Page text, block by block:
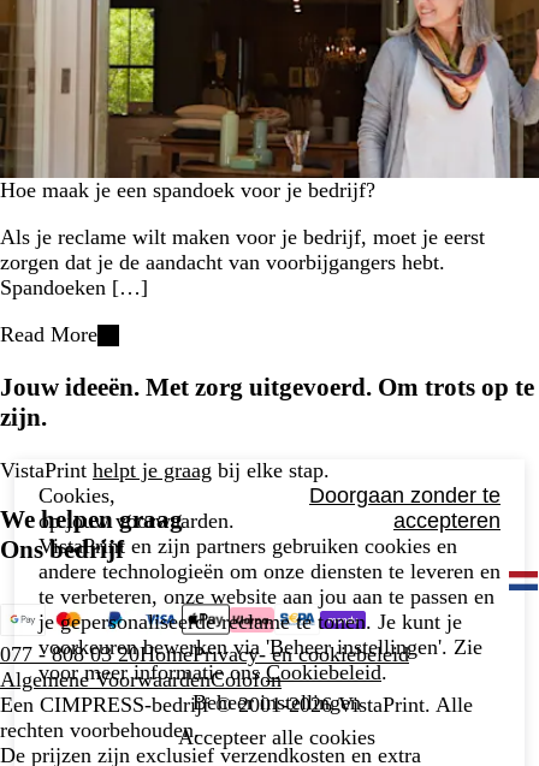
Hoe maak je een spandoek voor je bedrijf?
Als je reclame wilt maken voor je bedrijf, moet je eerst
zorgen dat je de aandacht van voorbijgangers hebt.
Spandoeken […]
Read More
Jouw ideeën. Met zorg uitgevoerd. Om trots op te
zijn.
VistaPrint helpt je graag bij elke stap.
We helpen graag
Ons bedrijf
077 - 808 03 20HomePrivacy- en cookiebeleid
Algemene VoorwaardenColofon
Een CIMPRESS-bedrijf© 2001-2026 VistaPrint. Alle
rechten voorbehouden.
De prijzen zijn exclusief verzendkosten en extra
Cookies,
op jouw voorwaarden.
Doorgaan zonder te
accepteren
VistaPrint en zijn partners gebruiken cookies en
andere technologieën om onze diensten te leveren en
te verbeteren, onze website aan jou aan te passen en
je gepersonaliseerde reclame te tonen. Je kunt je
voorkeuren bewerken via 'Beheer instellingen'. Zie
voor meer informatie onsCookiebeleid.
Beheer instellingen
Accepteer alle cookies